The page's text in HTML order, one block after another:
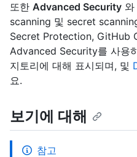
또한 Advanced Security
scanning 및 secret
Secret Protection, GitHub
Advanced Security를 사용
지토리에 대해 표시되며, 및
요.
보기에 대해
참고